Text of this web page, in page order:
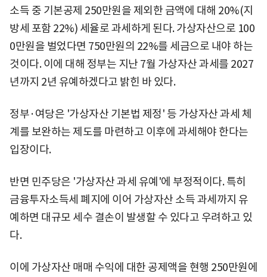
소득 중 기본공제 250만원을 제외한 금액에 대해 20%(지
방세 포함 22%) 세율로 과세하게 된다. 가상자산으로 100
0만원을 벌었다면 750만원의 22%를 세금으로 내야 하는
것이다. 이에 대해 정부는 지난 7월 가상자산 과세를 2027
년까지 2년 유예하겠다고 밝힌 바 있다.
정부·여당은 '가상자산 기본법 제정' 등 가상자산 과세 체
계를 보완하는 제도를 마련하고 이후에 과세해야 한다는
입장이다.
반면 민주당은 '가상자산 과세 유예'에 부정적이다. 특히
금융투자소득세 폐지에 이어 가상자산 소득 과세까지 유
예하면 대규모 세수 결손이 발생할 수 있다고 우려하고 있
다.
이에 가상자산 매매 수익에 대한 공제액을 현행 250만원에